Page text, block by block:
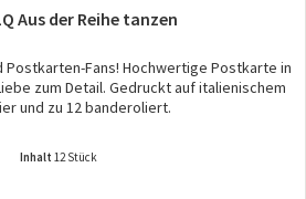
Aus der Reihe tanzen
Postkarten-Fans! Hochwertige Postkarte in
zum Detail. Gedruckt auf italienischem
und zu 12 banderoliert.
Inhalt12 Stück